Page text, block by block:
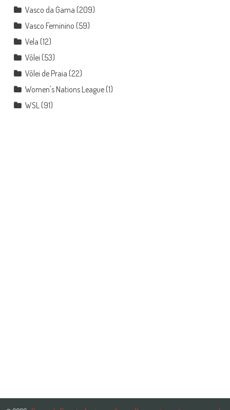
Vasco da Gama (209)
Vasco Feminino (59)
Vela (12)
Vôlei (53)
Vôlei de Praia (22)
Women's Nations League(1)
WSL (91)